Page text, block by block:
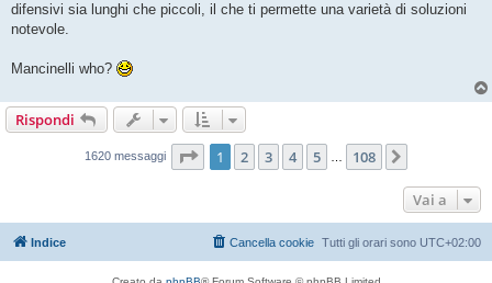
difensivi sia lunghi che piccoli, il che ti permette una varietà di soluzioni
notevole.
Mancinelli who?
Rispondi
1620 messaggi Pagina di 108
1 2 3 4 5 … 108
Vai a
Indice Tutti gli orari sono UTC+02:00
Cancella cookie